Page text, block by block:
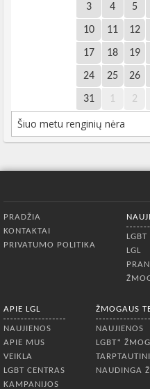
3 4 5
10 11 12
17 18 19
24 25 26
31 1 2
Šiuo metu renginių nėra
PRADŽIA
KONTAKTAI
PRIVATUMO POLITIKA
LGBT
LGL
APIE LGL
NAUJIENOS
APIE MUS
VEIKLA
LGBT CENTRAS
KAMPANIJOS
ŽMOGAUS
NAUJIENOS
LGBT*
NAUDINGA